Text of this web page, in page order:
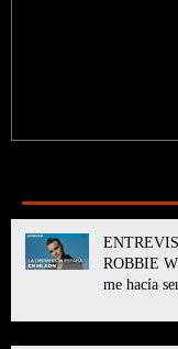
ROBBIE
me hacía